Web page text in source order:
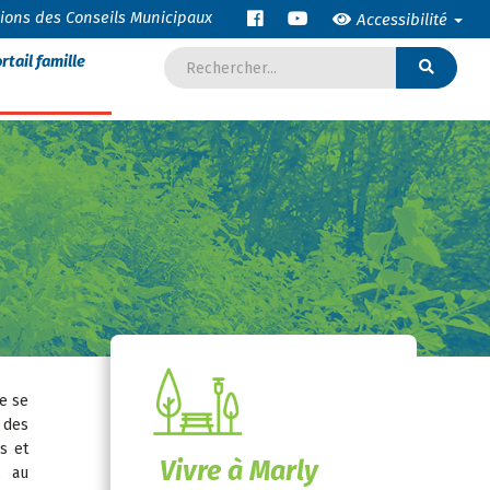
des Conseils Municipaux Accessibilité
famille
se
et
au
Vivre à Marly